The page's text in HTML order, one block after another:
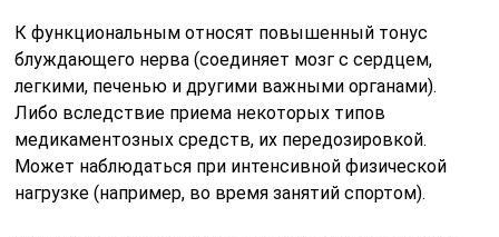
К функциональным относят повышенный тонус
блуждающего нерва (соединяет мозг с сердцем,
легкими, печенью и другими важными органами).
Либо вследствие приема некоторых типов
медикаментозных средств, их передозировкой.
Может наблюдаться при интенсивной физической
нагрузке (например, во время занятий спортом).